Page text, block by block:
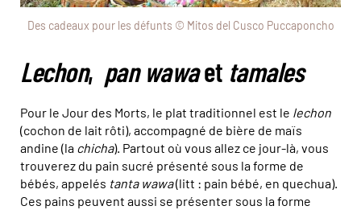
Des cadeaux pour les défunts © Mitos del Cusco Puccaponcho
Lechon, pan wawaet tamales
Pour le Jour des Morts, le plat traditionnel est le lechon
(cochon de lait rôti), accompagné de bière de maïs
andine (la chicha). Partout où vous allez ce jour-là, vous
trouverez du pain sucré présenté sous la forme de
bébés, appelés tanta wawa(litt : pain bébé, en quechua).
Ces pains peuvent aussi se présenter sous la forme